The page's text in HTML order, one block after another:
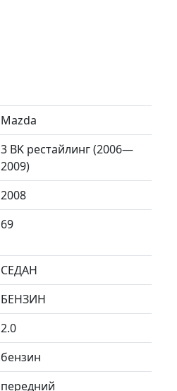
Mazda
3 BK рестайлинг (2006—
2009)
2008
69
СЕДАН
БЕНЗИН
2.0
бензин
передний